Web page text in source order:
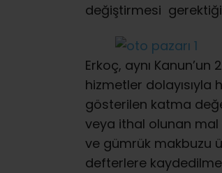
değiştirmesi
Erkoç, aynı
hizmetler
gösterilen katma
veya ithal olunan mal
ve gümrük makbuzu
defterlere